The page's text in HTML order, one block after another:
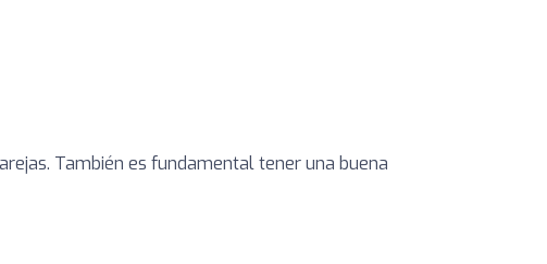
También es fundamental tener una buena